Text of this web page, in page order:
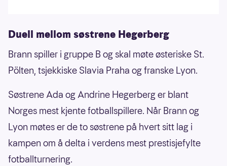
Duell mellom søstrene Hegerberg
Brann spiller i gruppe B og skal møte østeriske St.
Pölten, tsjekkiske Slavia Praha og franske Lyon.
Søstrene Ada og Andrine Hegerberg er blant
Norges mest kjente fotballspillere. Når Brann og
Lyon møtes er de to søstrene på hvert sitt lag i
kampen om å delta i verdens mest prestisjefylte
fotballturnering.